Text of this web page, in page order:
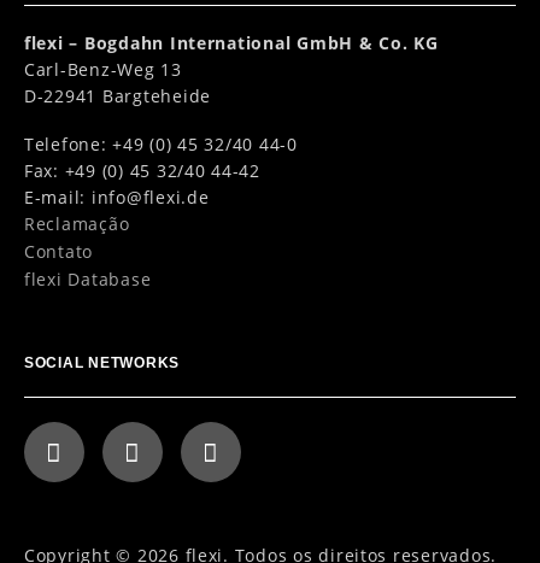
flexi – Bogdahn International GmbH & Co. KG
Carl-Benz-Weg 13
D-22941 Bargteheide
Telefone: +49 (0) 45 32/40 44-0
Fax: +49 (0) 45 32/40 44-42
E-mail: info@flexi.de
Reclamação
Contato
flexi Database
SOCIAL NETWORKS
Copyright © 2026 flexi. Todos os direitos reservados.